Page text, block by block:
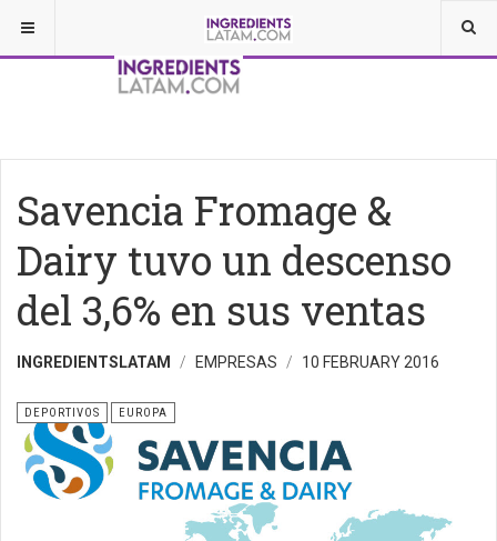
Savencia Fromage &
Dairy tuvo un descenso
del 3,6% en sus ventas
INGREDIENTSLATAM EMPRESAS 10 FEBRUARY 2016
DEPORTIVOS EUROPA